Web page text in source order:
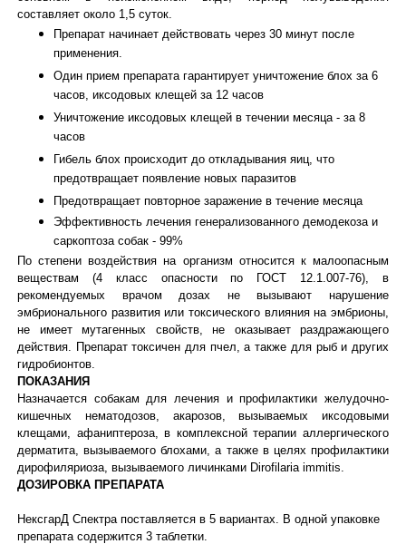
составляет около 1,5 суток.
Препарат начинает действовать через 30 минут после
применения.
Один прием препарата гарантирует уничтожение блох за 6
часов, иксодовых клещей за 12 часов
Уничтожение иксодовых клещей в течении месяца - за 8
часов
Гибель блох происходит до откладывания яиц, что
предотвращает появление новых паразитов
Предотвращает повторное заражение в течение месяца
Эффективность лечения генерализованного демодекоза и
саркоптоза собак - 99%
По степени воздействия на организм относится к малоопасным
веществам (4 класс опасности по ГОСТ 12.1.007-76), в
рекомендуемых врачом дозах не вызывают нарушение
эмбрионального развития или токсического влияния на эмбрионы,
не имеет мутагенных свойств, не оказывает раздражающего
действия. Препарат токсичен для пчел, а также для рыб и других
гидробионтов.
ПОКАЗАНИЯ
Назначается собакам для лечения и профилактики желудочно-
кишечных нематодозов, акарозов, вызываемых иксодовыми
клещами, афаниптероза, в комплексной терапии аллергического
дерматита, вызываемого блохами, а также в целях профилактики
дирофиляриоза, вызываемого личинками Dirofilaria immitis.
ДОЗИРОВКА ПРЕПАРАТА
НексгарД Спектра поставляется в 5 вариантах. В одной упаковке
препарата содержится 3 таблетки.